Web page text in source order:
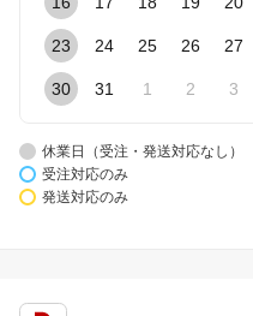
23 24 25 26 27
30 31 1 2 3
休業日（受注・発送対応なし）
受注対応のみ
発送対応のみ